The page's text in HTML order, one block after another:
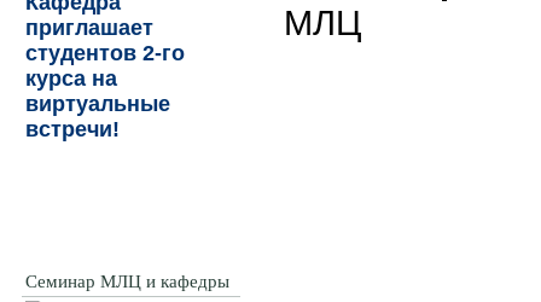
приглашает
студентов 2-го
курса на
виртуальные
встречи!
Семинар МЛЦ и кафедры
МЛЦ